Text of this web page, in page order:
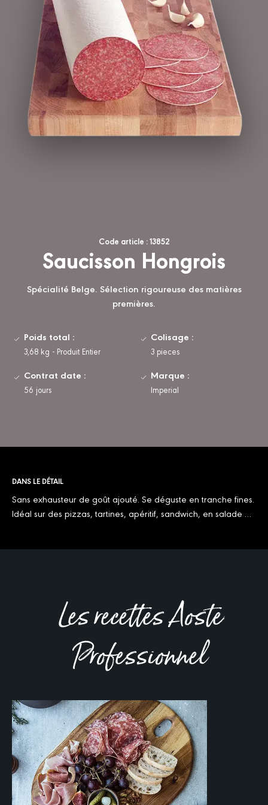
Code article : 13852
Saucisson Hongrois
Spécialité Belge. Sélection rigoureuse des matières
premières.
Poids total :
3,68 kg - Produit Entier
Colisage :
3 pieces
Contrat date :
56 jours
Marque :
Imperial
DANS LE DÉTAIL
Sans exhausteur de goût ajouté. Se déguste en tranche fines.
Idéal sur des pizzas, tartines, apéritif, sandwich, en salade …
Les recettes Aoste
Professionnel